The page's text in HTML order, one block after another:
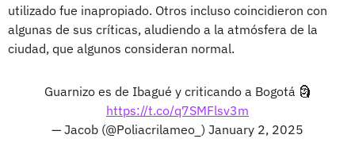
utilizado fue inapropiado. Otros incluso coincidieron con
algunas de sus críticas, aludiendo a la atmósfera de la
ciudad, que algunos consideran normal.
Guarnizo es de Ibagué y criticando a Bogotá 🗿
https://t.co/q7SMFlsv3m
— Jacob (@Poliacrilameo_) January 2, 2025